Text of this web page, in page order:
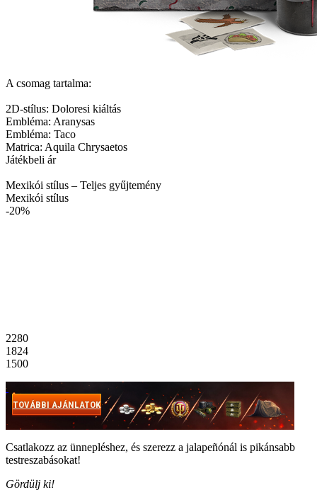
A csomag tartalma:
2D-stílus: Doloresi kiáltás
Embléma: Aranysas
Embléma: Taco
Matrica: Aquila Chrysaetos
Játékbeli ár
Mexikói stílus – Teljes gyűjtemény
Mexikói stílus
-20%
2280
1824
1500
TOVÁBBI AJÁNLATOK
Csatlakozz az ünnepléshez, és szerezz a jalapeñónál is pikánsabb
testreszabásokat!
Gördülj ki!